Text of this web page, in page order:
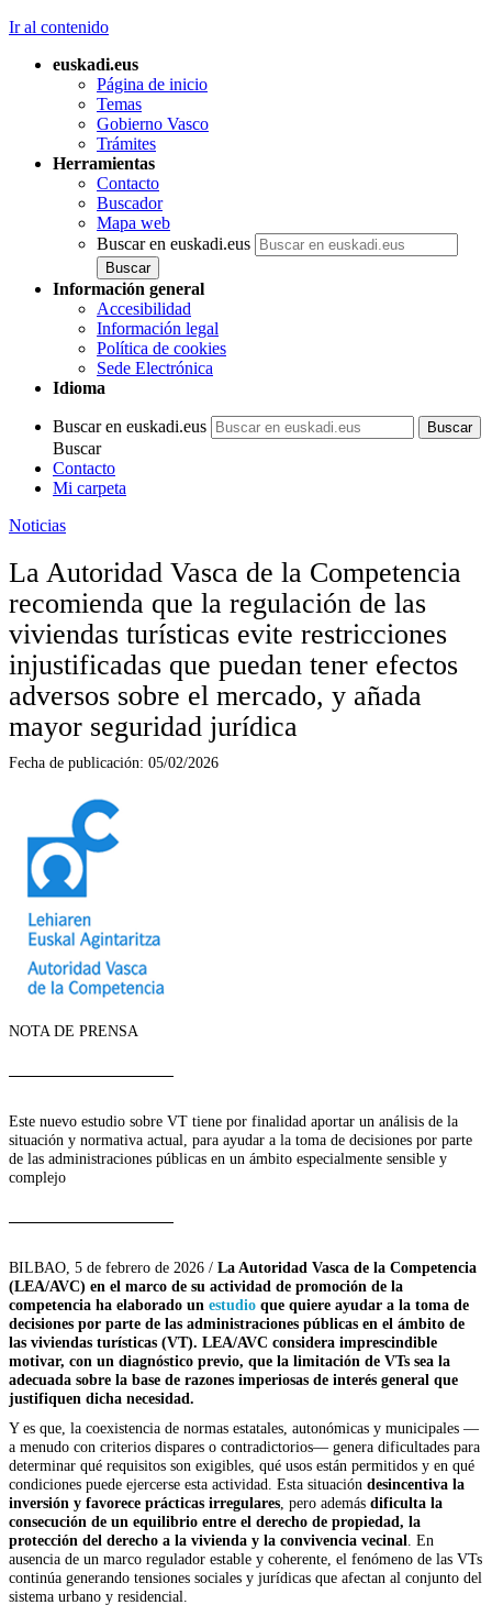
Ir al contenido
euskadi.eus
Página de inicio
Temas
Gobierno Vasco
Trámites
Herramientas
Contacto
Buscador
Mapa web
Buscar en euskadi.eus
Información general
Accesibilidad
Información legal
Política de cookies
Sede Electrónica
Idioma
Buscar en euskadi.eus
Buscar
Contacto
Mi carpeta
Noticias
La Autoridad Vasca de la Competencia
recomienda que la regulación de las
viviendas turísticas evite restricciones
injustificadas que puedan tener efectos
adversos sobre el mercado, y añada
mayor seguridad jurídica
Fecha de publicación: 05/02/2026
NOTA DE PRENSA
Este nuevo estudio sobre VT tiene por finalidad aportar un análisis de la
situación y normativa actual, para ayudar a la toma de decisiones por parte
de las administraciones públicas en un ámbito especialmente sensible y
complejo
BILBAO, 5 de febrero de 2026 / La Autoridad Vasca de la Competencia
(LEA/AVC) en el marco de su actividad de promoción de la
competencia ha elaborado un estudio que quiere ayudar a la toma de
decisiones por parte de las administraciones públicas en el ámbito de
las viviendas turísticas (VT). LEA/AVC considera imprescindible
motivar, con un diagnóstico previo, que la limitación de VTs sea la
adecuada sobre la base de razones imperiosas de interés general que
justifiquen dicha necesidad.
Y es que, la coexistencia de normas estatales, autonómicas y municipales —
a menudo con criterios dispares o contradictorios— genera dificultades para
determinar qué requisitos son exigibles, qué usos están permitidos y en qué
condiciones puede ejercerse esta actividad. Esta situación desincentiva la
inversión y favorece prácticas irregulares , pero además dificulta la
consecución de un equilibrio entre el derecho de propiedad, la
protección del derecho a la vivienda y la convivencia vecinal . En
ausencia de un marco regulador estable y coherente, el fenómeno de las VTs
continúa generando tensiones sociales y jurídicas que afectan al conjunto del
sistema urbano y residencial.